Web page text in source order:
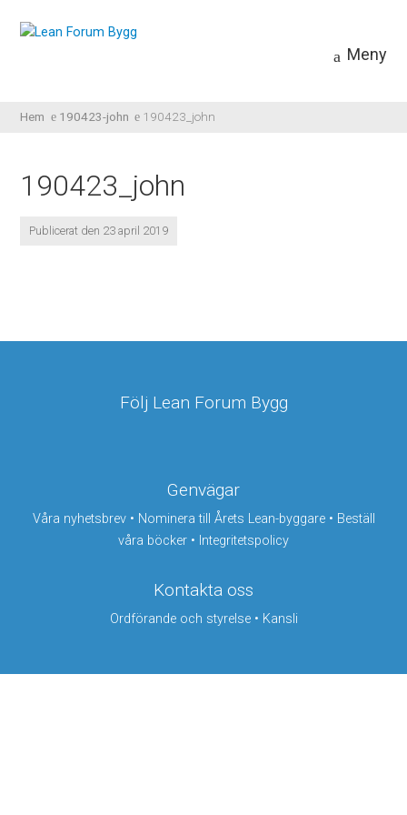
Meny
Hem 190423-john 190423_john
190423_john
Publicerat den 23 april 2019
Följ Lean Forum Bygg
Genvägar
Våra nyhetsbrev• Nominera till Årets Lean-byggare• Beställ
våra böcker • Integritetspolicy
Kontakta oss
Ordförande och styrelse• Kansli